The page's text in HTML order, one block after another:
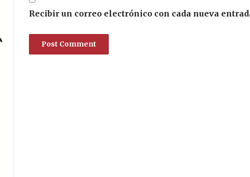
Recibir un correo electrónico con cada nueva